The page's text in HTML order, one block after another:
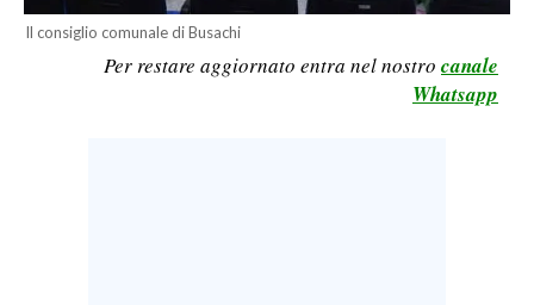
LAVORO
Il consiglio comunale di Busachi
Per restare aggiornato entra nel nostro canale
Whatsapp